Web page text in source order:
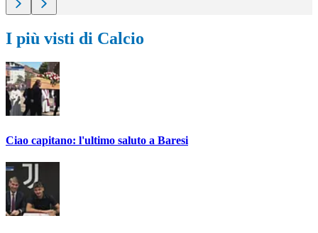
I più visti di Calcio
Ciao capitano: l'ultimo saluto a Baresi